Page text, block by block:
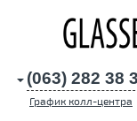
(063) 282 38
График колл-центра